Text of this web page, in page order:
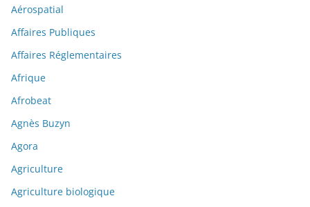
Aérospatial
Affaires Publiques
Affaires Réglementaires
Afrique
Afrobeat
Agnès Buzyn
Agora
Agriculture
Agriculture biologique